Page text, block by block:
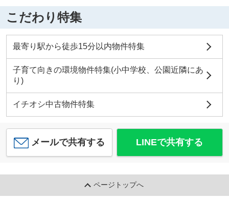
こだわり特集
最寄り駅から徒歩15分以内物件特集
子育て向きの環境物件特集(小中学校、公園近隣にあ
り)
イチオシ中古物件特集
メールで共有する LINEで共有する
ページトップへ